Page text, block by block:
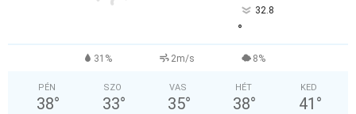
32.8
°
31% 2m/s 8%
PÉN
38°
SZO
33°
VAS
35°
HÉT
38°
KED
41 °